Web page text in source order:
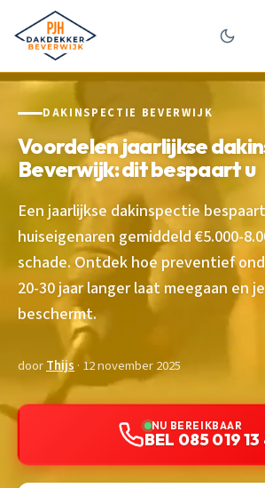
DAKINSPECTIE BEVERWIJK
Voordelen jaarlijkse
Beverwijk: dit bespaart u
Een jaarlijkse dakinspectie
huiseigenaren gemiddeld €5.000-
schade. Ontdek hoe preventief
20-30 jaar langer laat meegaan en
beschermt.
doorThijs · 12 november 2025
NU BEREIKBAAR
BEL 085 019 13